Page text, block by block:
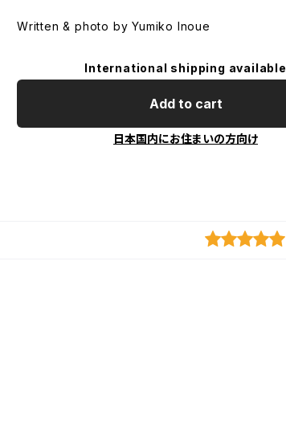
Written & photo by Yumiko Inoue
International shipping available
Add to cart
日本国内にお住まいの方向け